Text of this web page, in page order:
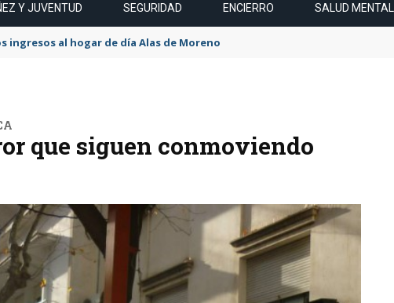
Y JUVENTUD SEGURIDAD ENCIERRO SALUD MENTAL
ingresos al hogar de día Alas de Moreno
que siguen conmoviendo